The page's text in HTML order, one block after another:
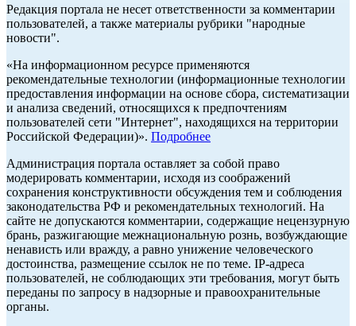
Редакция портала не несет ответственности за комментарии
пользователей, а также материалы рубрики "народные
новости".
«На информационном ресурсе применяются
рекомендательные технологии (информационные технологии
предоставления информации на основе сбора, систематизации
и анализа сведений, относящихся к предпочтениям
пользователей сети "Интернет", находящихся на территории
Российской Федерации)». Подробнее
Администрация портала оставляет за собой право
модерировать комментарии, исходя из соображений
сохранения конструктивности обсуждения тем и соблюдения
законодательства РФ и рекомендательных технологий. На
сайте не допускаются комментарии, содержащие нецензурную
брань, разжигающие межнациональную рознь, возбуждающие
ненависть или вражду, а равно унижение человеческого
достоинства, размещение ссылок не по теме. IP-адреса
пользователей, не соблюдающих эти требования, могут быть
переданы по запросу в надзорные и правоохранительные
органы.